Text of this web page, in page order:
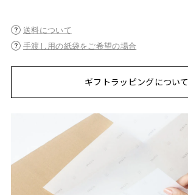
送料について
手渡し用の紙袋をご希望の場合
ギフトラッピングについて